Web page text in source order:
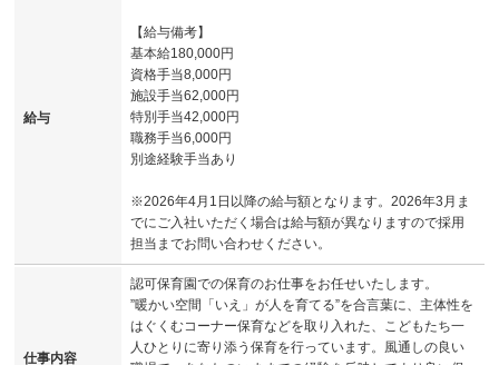
給与
【給与備考】
基本給180,000円
資格手当8,000円
施設手当62,000円
特別手当42,000円
職務手当6,000円
別途経験手当あり
※2026年4月1日以降の給与額となります。2026年3月ま
でにご入社いただく場合は給与額が異なりますので採用
担当までお問い合わせください。
仕事内容
認可保育園での保育のお仕事をお任せいたします。
”暖かい空間「いえ」が人を育てる”を合言葉に、主体性を
はぐくむコーナー保育などを取り入れた、こどもたち一
人ひとりに寄り添う保育を行っています。風通しの良い